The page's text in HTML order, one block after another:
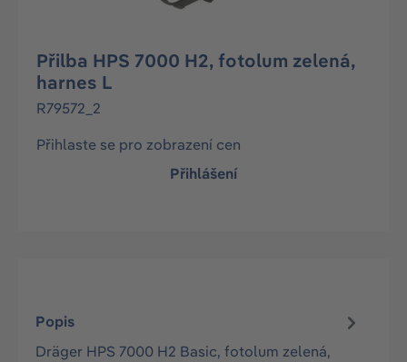
Přilba HPS 7000 H2, fotolum zelená,
harnes L
R79572_2
Přihlaste se pro zobrazení cen
Přihlášení
Popis
Dräger HPS 7000 H2 Basic, fotolum zelená,